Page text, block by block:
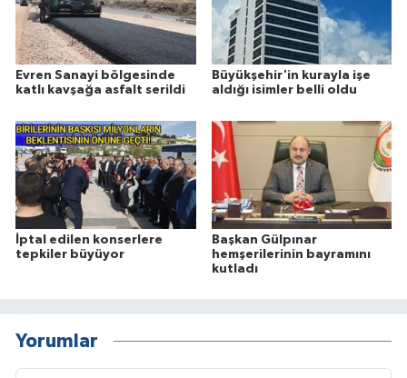
Evren Sanayi bölgesinde
katlı kavşağa asfalt serildi
Büyükşehir'in kurayla işe
aldığı isimler belli oldu
İptal edilen konserlere
tepkiler büyüyor
Başkan Gülpınar
hemşerilerinin bayramını
kutladı
Yorumlar